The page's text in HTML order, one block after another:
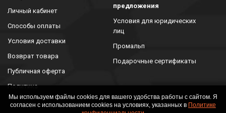
Личный кабинет
Способы оплаты
Условия доставки
Возврат товара
Публичная оферта
Политика
конфиденциальности
предложения
Условия для юридических
лиц
Промальп
Подарочные сертификаты
Мы используем файлы cookies для вашего удобства работы с сайтом. Я
согласен с использованием cookies на условиях, указанных в Политике